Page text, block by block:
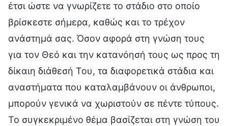
έτσι ώστε να γνωρίζετε το στάδιο στο οποίο
βρίσκεστε σήμερα, καθώς και το τρέχον
ανάστημά σας. Όσον αφορά στη γνώση τους
για τον Θεό και την κατανόησή τους ως προς τη
δίκαιη διάθεσή Του, τα διαφορετικά στάδια και
αναστήματα που καταλαμβάνουν οι άνθρωποι,
μπορούν γενικά να χωριστούν σε πέντε τύπους.
Το συγκεκριμένο θέμα βασίζεται στη γνώση του